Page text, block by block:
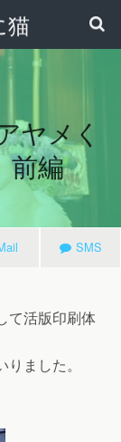
ヤメく
編
SMS
て活版印刷体
ました。